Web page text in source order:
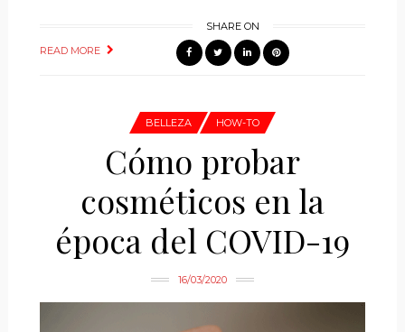
READ MORE
SHARE ON
BELLEZA HOW-TO
Cómo probar
cosméticos en la
época del COVID-19
16/03/2020